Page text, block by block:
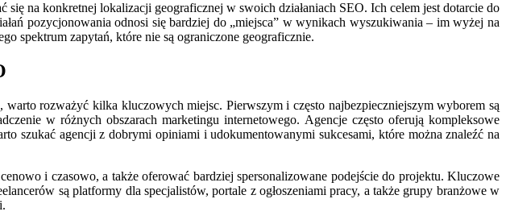
na konkretnej lokalizacji geograficznej w swoich działaniach SEO. Ich celem jest dotarcie do
pozycjonowania odnosi się bardziej do „miejsca” w wynikach wyszukiwania – im wyżej na
spektrum zapytań, które nie są ograniczone geograficznie.
rozważyć kilka kluczowych miejsc. Pierwszym i często najbezpieczniejszym wyborem są
w różnych obszarach marketingu internetowego. Agencje często oferują kompleksowe
szukać agencji z dobrymi opiniami i udokumentowanymi sukcesami, które można znaleźć na
i czasowo, a także oferować bardziej spersonalizowane podejście do projektu. Kluczowe
są platformy dla specjalistów, portale z ogłoszeniami pracy, a także grupy branżowe w